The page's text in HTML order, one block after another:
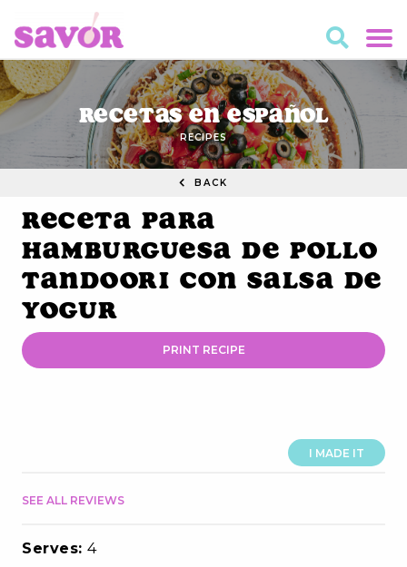
Recetas en Español
RECIPES
BACK
Receta Para
Hamburguesa de Pollo
Tandoori con Salsa de
Yogur
PRINT RECIPE
I MADE IT
SEE ALL REVIEWS
Serves: 4